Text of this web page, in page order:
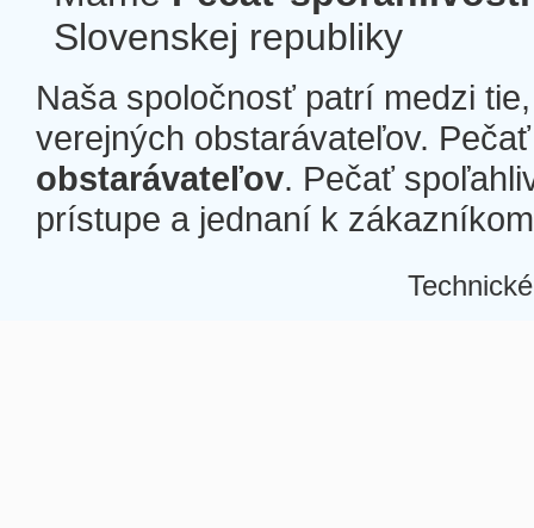
Slovenskej republiky
Naša spoločnosť patrí medzi
verejných obstarávateľov.
obstarávateľov. Pečať
prístupe a jednaní k